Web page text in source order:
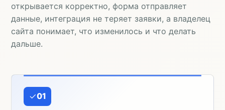
открывается корректно, форма отправляет
данные, интеграция не теряет заявки, а владелец
сайта понимает, что изменилось и что делать
дальше.
01